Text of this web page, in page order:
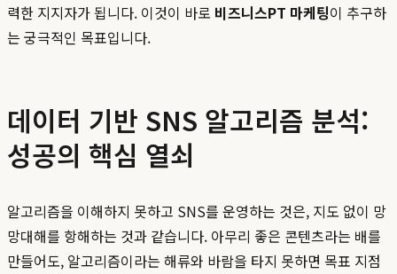
력한 지지자가 됩니다. 이것이 바로 비즈니스PT 마케팅이 추구하
는 궁극적인 목표입니다.
데이터 기반 SNS 알고리즘 분석:
성공의 핵심 열쇠
알고리즘을 이해하지 못하고 SNS를 운영하는 것은, 지도 없이 망
망대해를 항해하는 것과 같습니다. 아무리 좋은 콘텐츠라는 배를
만들어도, 알고리즘이라는 해류와 바람을 타지 못하면 목표 지점